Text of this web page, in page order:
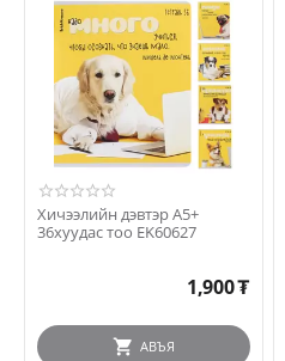
Хичээлийн дэвтэр A5+
36хуудас тоо EK60627
1,900₮
АВЪЯ